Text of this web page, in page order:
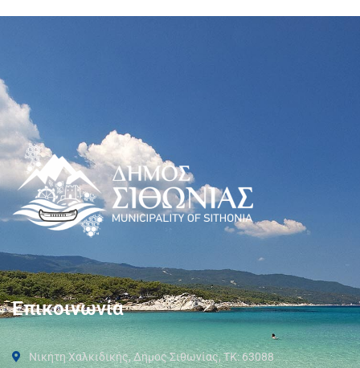
Επικοινωνία
Νικήτη Χαλκιδικής, Δήμος Σιθωνίας, ΤΚ: 63088